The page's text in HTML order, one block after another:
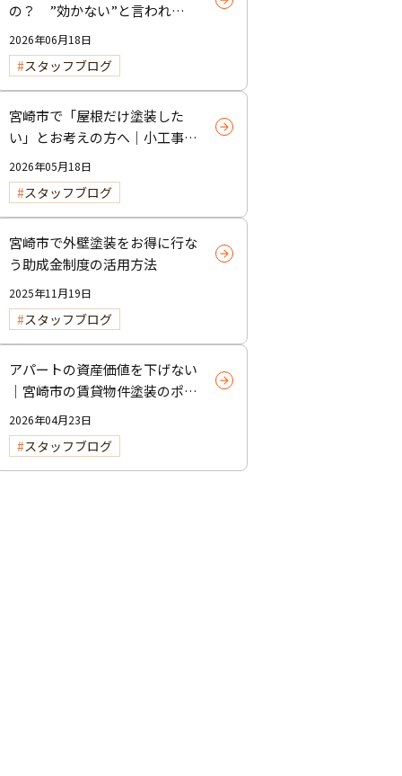
の？ ”効かない”と言われる
理由と正しい使い方
2026年06月18日
スタッフブログ
宮崎市で「屋根だけ塗装した
い」とお考えの方へ｜小工事・
雨樋交換だけでも大歓迎！
2026年05月18日
スタッフブログ
宮崎市で外壁塗装をお得に行な
う助成金制度の活用方法
2025年11月19日
スタッフブログ
アパートの資産価値を下げない
｜宮崎市の賃貸物件塗装のポイ
ント
2026年04月23日
スタッフブログ